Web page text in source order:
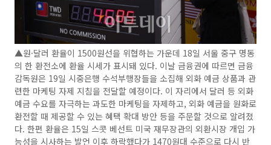
▲원·달러 환율이 1500원선을 위협하는 가운데 18일 서울 중구 명동
의 한 환전소에 환율 시세가 표시돼 있다. 이날 금융권에 따르면 금융
감독원은 19일 시중은행 수석부행장들을 소집해 외화 예금 상품과 관
련한 마케팅 자제 지침을 전달할 예정이다. 이 자리에서 달러 등 외화
예금 수요를 자극하는 과도한 마케팅을 자제하고, 외화 예금을 원화로
환전할 때 제공할 수 있는 혜택 확대 방안 등을 주문할 것으로 알려졌
다. 한편 환율은 15일 스콧 베선트 미국 재무장관의 외환시장 개입 가
능성을 시사하는 발언 이후 하락했다가 1470원대 수준으로 다시 반